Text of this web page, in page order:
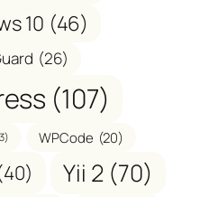
10 (46)
(26)
(107)
WPCode (20)
Yii 2 (70)